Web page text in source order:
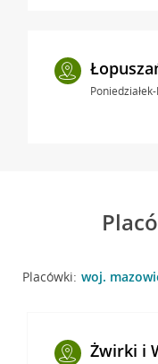
Placówki: woj.
Żwirki i